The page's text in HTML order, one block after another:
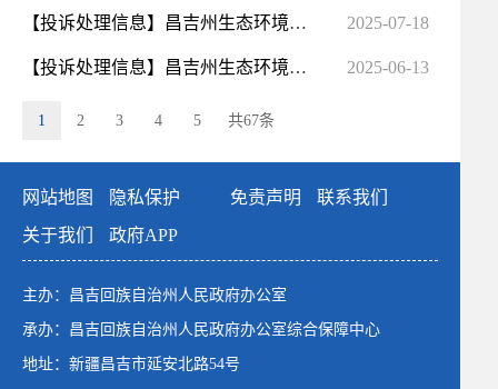
【投诉处理信息】昌吉州生态环境局2025年6月信访公开明细表 2025-07-18
【投诉处理信息】昌吉州生态环境局2025年5月信访公开明细表 2025-06-13
1 2 3 4 5 共67条
网站地图 隐私保护 免责声明
联系我们
关于我们
政府APP
主办：昌吉回族自治州人民政府办公室
承办：昌吉回族自治州人民政府办公室综合保障中心
地址：新疆昌吉市延安北路54号